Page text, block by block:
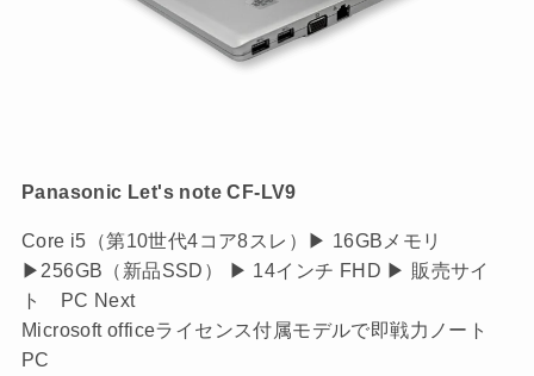
Panasonic Let's note CF-LV9
Core i5（第10世代4コア8スレ）▶ 16GBメモリ
▶256GB（新品SSD） ▶ 14インチ FHD ▶ 販売サイ
ト PC Next
Microsoft officeライセンス付属モデルで即戦力ノート
PC